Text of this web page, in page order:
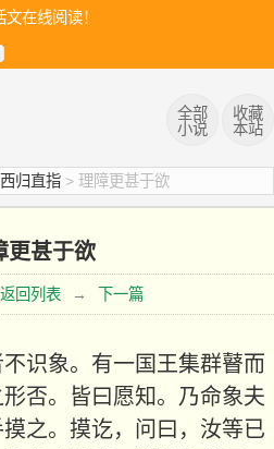
在线阅读！
全部
小说
收藏
本站
西归直指 > 理障更甚于欲
更甚于欲
返回列表 → 下一篇
识象。有一国王集群瞽而
否。皆曰愿知。乃命象夫
之。摸讫，问曰，汝等已